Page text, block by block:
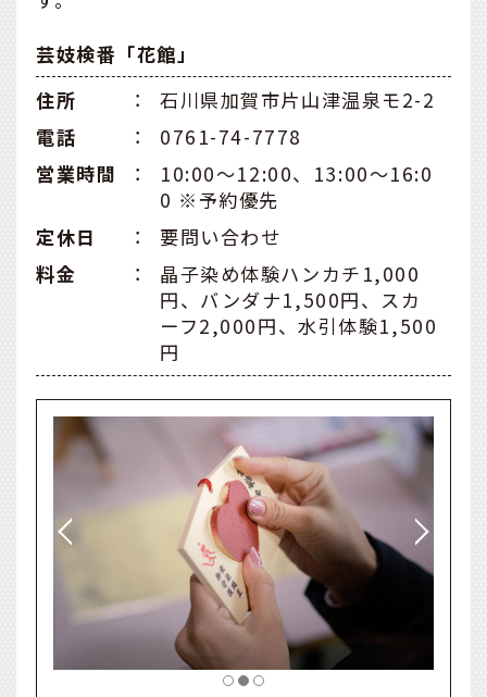
芸妓検番「花館」
住所
：
石川県加賀市片山津温泉モ2-2
電話
：
0761-74-7778
営業時間
：
10:00～12:00、13:00～16:0
0 ※予約優先
定休⽇
：
要問い合わせ
料金
：
晶子染め体験ハンカチ1,000
円、バンダナ1,500円、スカ
ーフ2,000円、水引体験1,500
円